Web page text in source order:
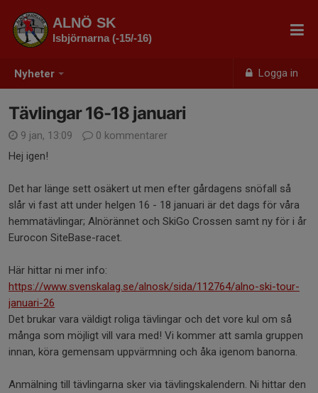
Nyheter Logga in
ALNÖ SK
Isbjörnarna (-15/-16)
Tävlingar 16-18 januari
9 jan, 13:09
0 kommentarer
Hej igen!
Det har länge sett osäkert ut men efter gårdagens snöfall så
slår vi fast att under helgen 16 - 18 januari är det dags för våra
hemmatävlingar; Alnörännet och SkiGo Crossen samt ny för i år
Eurocon SiteBase-racet.
Här hittar ni mer info:
https://www.svenskalag.se/alnosk/sida/112764/alno-ski-tour-
januari-26
Det brukar vara väldigt roliga tävlingar och det vore kul om så
många som möjligt vill vara med! Vi kommer att samla gruppen
innan, köra gemensam uppvärmning och åka igenom banorna.
Anmälning till tävlingarna sker via tävlingskalendern. Ni hittar den